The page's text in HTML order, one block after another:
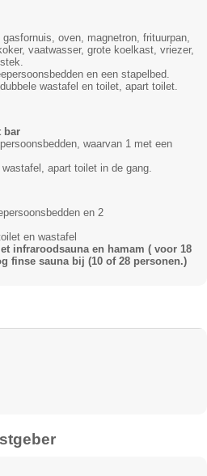
gasfornuis, oven, magnetron, frituurpan,
vaatwasser, grote koelkast, vriezer,
en een stapelbed.
wastafel en toilet, apart toilet.
bar
waarvan 1 met een
apart toilet in de gang.
en 2
en wastafel
infraroodsauna en hamam ( voor 18
finse sauna bij (10 of 28 personen.)